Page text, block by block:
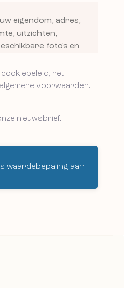
het
voorwaarden.
nieuwsbrief.
waardebepaling aan